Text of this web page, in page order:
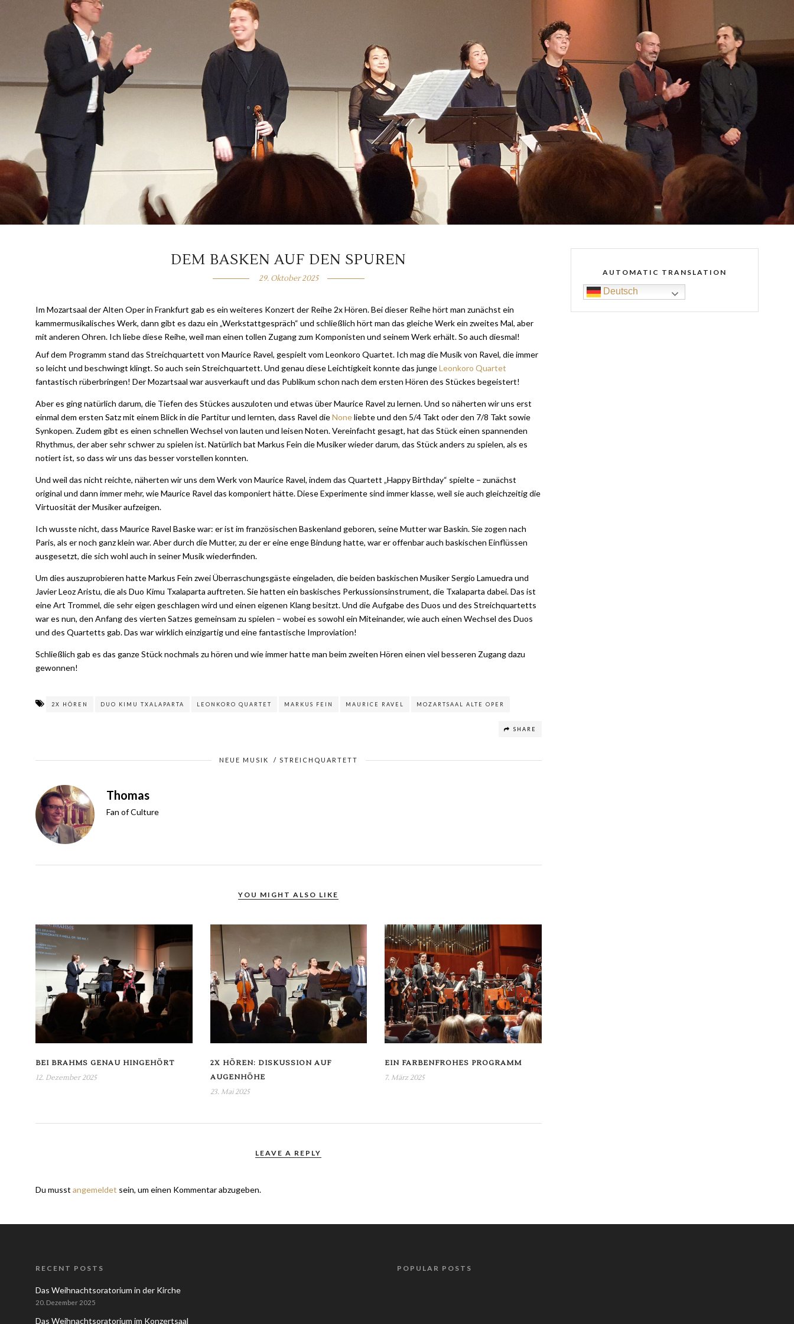
DEM BASKEN AUF DEN SPUREN
29. Oktober 2025
Im Mozartsaal der Alten Oper in Frankfurt gab es ein weiteres Konzert der Reihe 2x Hören. Bei dieser Reihe hört man zunächst ein
kammermusikalisches Werk, dann gibt es dazu ein „Werkstattgespräch“ und schließlich hört man das gleiche Werk ein zweites Mal, aber
mit anderen Ohren. Ich liebe diese Reihe, weil man einen tollen Zugang zum Komponisten und seinem Werk erhält. So auch diesmal!
Auf dem Programm stand das Streichquartett von Maurice Ravel, gespielt vom Leonkoro Quartet. Ich mag die Musik von Ravel, die immer
so leicht und beschwingt klingt. So auch sein Streichquartett. Und genau diese Leichtigkeit konnte das jungeLeonkoro Quartet
fantastisch rüberbringen! Der Mozartsaal war ausverkauft und das Publikum schon nach dem ersten Hören des Stückes begeistert!
Aber es ging natürlich darum, die Tiefen des Stückes auszuloten und etwas über Maurice Ravel zu lernen. Und so näherten wir uns erst
einmal dem ersten Satz mit einem Blick in die Partitur und lernten, dass Ravel dieNoneliebte und den 5/4 Takt oder den 7/8 Takt sowie
Synkopen. Zudem gibt es einen schnellen Wechsel von lauten und leisen Noten. Vereinfacht gesagt, hat das Stück einen spannenden
Rhythmus, der aber sehr schwer zu spielen ist. Natürlich bat Markus Fein die Musiker wieder darum, das Stück anders zu spielen, als es
notiert ist, so dass wir uns das besser vorstellen konnten.
Und weil das nicht reichte, näherten wir uns dem Werk von Maurice Ravel, indem das Quartett „Happy Birthday“ spielte – zunächst
original und dann immer mehr, wie Maurice Ravel das komponiert hätte. Diese Experimente sind immer klasse, weil sie auch gleichzeitig die
Virtuosität der Musiker aufzeigen.
Ich wusste nicht, dass Maurice Ravel Baske war: er ist im französischen Baskenland geboren, seine Mutter war Baskin. Sie zogen nach
Paris, als er noch ganz klein war. Aber durch die Mutter, zu der er eine enge Bindung hatte, war er offenbar auch baskischen Einflüssen
ausgesetzt, die sich wohl auch in seiner Musik wiederfinden.
Um dies auszuprobieren hatte Markus Fein zwei Überraschungsgäste eingeladen, die beiden baskischen Musiker Sergio Lamuedra und
Javier Leoz Aristu, die als Duo Kimu Txalaparta auftreten. Sie hatten ein baskisches Perkussionsinstrument, die Txalaparta dabei. Das ist
eine Art Trommel, die sehr eigen geschlagen wird und einen eigenen Klang besitzt. Und die Aufgabe des Duos und des Streichquartetts
war es nun, den Anfang des vierten Satzes gemeinsam zu spielen – wobei es sowohl ein Miteinander, wie auch einen Wechsel des Duos
und des Quartetts gab. Das war wirklich einzigartig und eine fantastische Improviation!
Schließlich gab es das ganze Stück nochmals zu hören und wie immer hatte man beim zweiten Hören einen viel besseren Zugang dazu
gewonnen!
2X HÖREN DUO KIMU TXALAPARTA LEONKORO QUARTET MARKUS FEIN MAURICE RAVEL MOZARTSAAL ALTE OPER
SHARE
NEUE MUSIK / STREICHQUARTETT
Thomas
Fan of Culture
YOU MIGHT ALSO LIKE
BEI BRAHMS GENAU HINGEHÖRT
12. Dezember 2025
2X HÖREN: DISKUSSION AUF
AUGENHÖHE
23. Mai 2025
EIN FARBENFROHES PROGRAMM
7. März 2025
LEAVE A REPLY
Du musst angemeldet sein, um einen Kommentar abzugeben.
AUTOMATIC TRANSLATION
Deutsch
RECENT POSTS
Das Weihnachtsoratorium in der Kirche
20. Dezember 2025
Das Weihnachtsoratorium im Konzertsaal
POPULAR POSTS